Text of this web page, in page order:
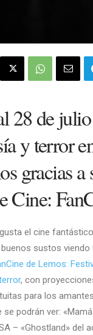
28 de
y terror
gracias a
Cine:
el cine
sustos viendo
de Lemos:
, con
para los
se podrán ver:
– «Ghostland» del